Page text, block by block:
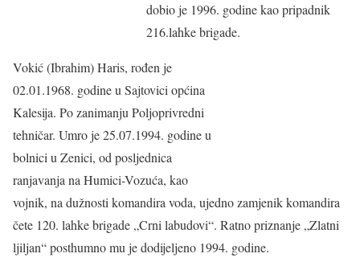
dobio je 1996. godine kao pripadnik
216.lahke brigade.
Vokić (Ibrahim) Haris, rođen je
02.01.1968. godine u Sajtovici općina
Kalesija. Po zanimanju Poljoprivredni
tehničar. Umro je 25.07.1994. godine u
bolnici u Zenici, od posljednica
ranjavanja na Humici-Vozuća, kao
vojnik, na dužnosti komandira voda, ujedno zamjenik komandira
čete 120. lahke brigade „Crni labudovi“. Ratno priznanje „Zlatni
ljiljan“ posthumno mu je dodijeljeno 1994. godine.